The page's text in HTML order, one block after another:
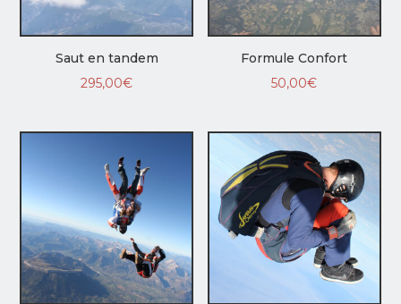
Saut en tandem
295,00€
Formule Confort
50,00€